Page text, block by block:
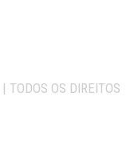
OS DIREITOS